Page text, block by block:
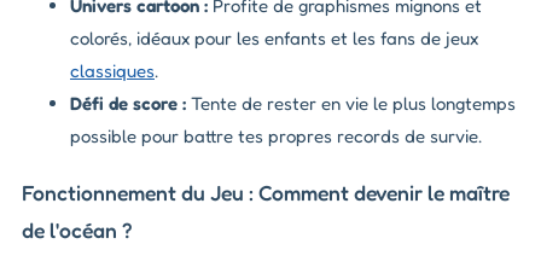
Univers cartoon : Profite de graphismes mignons et
colorés, idéaux pour les enfants et les fans de jeux
classiques.
Défi de score : Tente de rester en vie le plus longtemps
possible pour battre tes propres records de survie.
Fonctionnement du Jeu : Comment devenir le maître
de l'océan ?